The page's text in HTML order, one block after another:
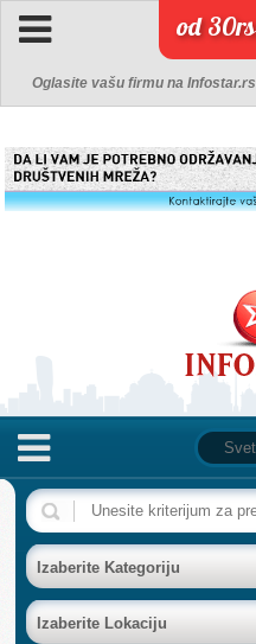
od
Oglasite vašu firmu na
NASLOVNA
BAZA FIRMI
POSLOVNI OGLASI
Izaberite Kategoriju
Izaberite Lokaciju